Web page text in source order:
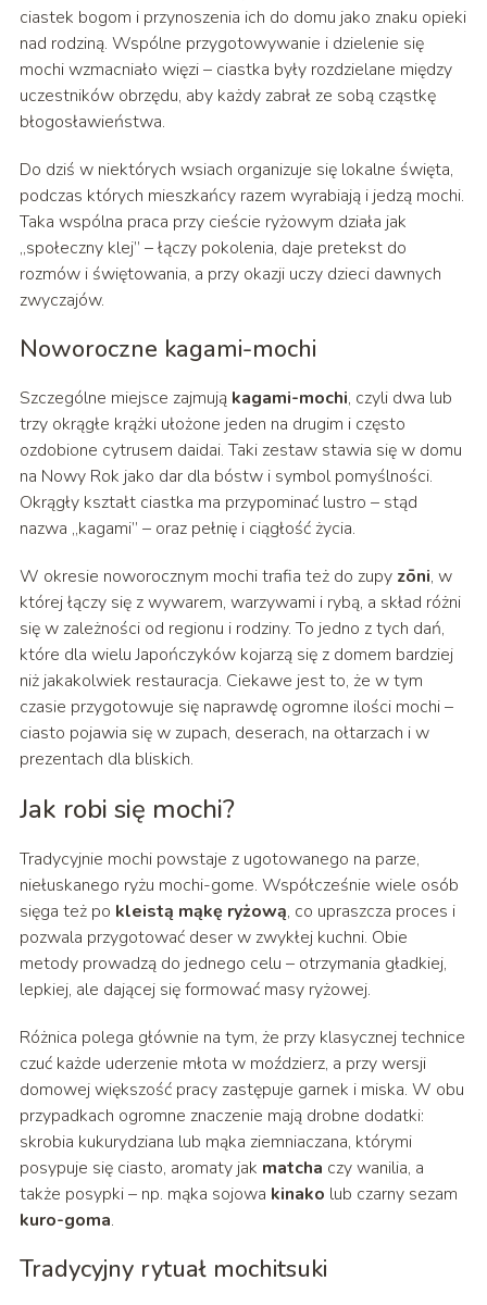
ciastek bogom i przynoszenia ich do domu jako znaku opieki
nad rodziną. Wspólne przygotowywanie i dzielenie się
mochi wzmacniało więzi – ciastka były rozdzielane między
uczestników obrzędu, aby każdy zabrał ze sobą cząstkę
błogosławieństwa.
Do dziś w niektórych wsiach organizuje się lokalne święta,
podczas których mieszkańcy razem wyrabiają i jedzą mochi.
Taka wspólna praca przy cieście ryżowym działa jak
„społeczny klej” – łączy pokolenia, daje pretekst do
rozmów i świętowania, a przy okazji uczy dzieci dawnych
zwyczajów.
Noworoczne kagami-mochi
Szczególne miejsce zajmują kagami-mochi, czyli dwa lub
trzy okrągłe krążki ułożone jeden na drugim i często
ozdobione cytrusem daidai. Taki zestaw stawia się w domu
na Nowy Rok jako dar dla bóstw i symbol pomyślności.
Okrągły kształt ciastka ma przypominać lustro – stąd
nazwa „kagami” – oraz pełnię i ciągłość życia.
W okresie noworocznym mochi trafia też do zupy zōni, w
której łączy się z wywarem, warzywami i rybą, a skład różni
się w zależności od regionu i rodziny. To jedno z tych dań,
które dla wielu Japończyków kojarzą się z domem bardziej
niż jakakolwiek restauracja. Ciekawe jest to, że w tym
czasie przygotowuje się naprawdę ogromne ilości mochi –
ciasto pojawia się w zupach, deserach, na ołtarzach i w
prezentach dla bliskich.
Jak robi się mochi?
Tradycyjnie mochi powstaje z ugotowanego na parze,
niełuskanego ryżu mochi-gome. Współcześnie wiele osób
sięga też po kleistą mąkę ryżową, co upraszcza proces i
pozwala przygotować deser w zwykłej kuchni. Obie
metody prowadzą do jednego celu – otrzymania gładkiej,
lepkiej, ale dającej się formować masy ryżowej.
Różnica polega głównie na tym, że przy klasycznej technice
czuć każde uderzenie młota w moździerz, a przy wersji
domowej większość pracy zastępuje garnek i miska. W obu
przypadkach ogromne znaczenie mają drobne dodatki:
skrobia kukurydziana lub mąka ziemniaczana, którymi
posypuje się ciasto, aromaty jak matcha czy wanilia, a
także posypki – np. mąka sojowa kinako lub czarny sezam
kuro-goma.
Tradycyjny rytuał mochitsuki